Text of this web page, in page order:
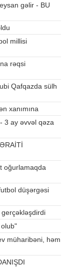
gəlir - BU
millisi
rəqsi
Qafqazda sülh
xanımına
3 ay əvvəl qəza
oğurlamaqda
düşərgəsi
müharibəni, həm